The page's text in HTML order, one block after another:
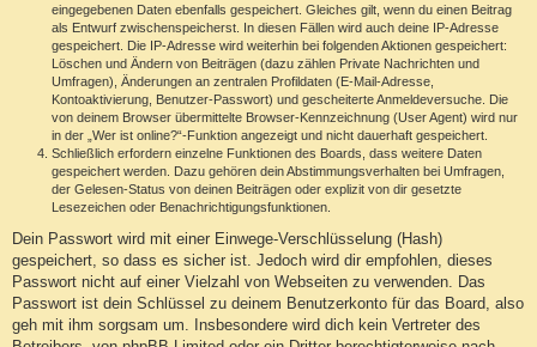
eingegebenen Daten ebenfalls gespeichert. Gleiches gilt, wenn du einen Beitrag
als Entwurf zwischenspeicherst. In diesen Fällen wird auch deine IP-Adresse
gespeichert. Die IP-Adresse wird weiterhin bei folgenden Aktionen gespeichert:
Löschen und Ändern von Beiträgen (dazu zählen Private Nachrichten und
Umfragen), Änderungen an zentralen Profildaten (E-Mail-Adresse,
Kontoaktivierung, Benutzer-Passwort) und gescheiterte Anmeldeversuche. Die
von deinem Browser übermittelte Browser-Kennzeichnung (User Agent) wird nur
in der „Wer ist online?“-Funktion angezeigt und nicht dauerhaft gespeichert.
Schließlich erfordern einzelne Funktionen des Boards, dass weitere Daten
gespeichert werden. Dazu gehören dein Abstimmungsverhalten bei Umfragen,
der Gelesen-Status von deinen Beiträgen oder explizit von dir gesetzte
Lesezeichen oder Benachrichtigungsfunktionen.
Dein Passwort wird mit einer Einwege-Verschlüsselung (Hash)
gespeichert, so dass es sicher ist. Jedoch wird dir empfohlen, dieses
Passwort nicht auf einer Vielzahl von Webseiten zu verwenden. Das
Passwort ist dein Schlüssel zu deinem Benutzerkonto für das Board, also
geh mit ihm sorgsam um. Insbesondere wird dich kein Vertreter des